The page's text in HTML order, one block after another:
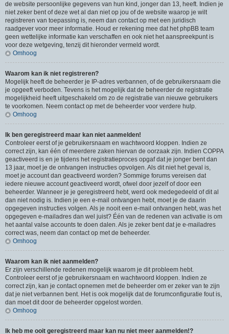
de website persoonlijke gegevens van hun kind, jonger dan 13, heeft. Indien je
niet zeker bent of deze wet al dan niet op jou of de website waarop je wilt
registreren van toepassing is, neem dan contact op met een juridisch
raadgever voor meer informatie. Houd er rekening mee dat het phpBB team
geen wettelijke informatie kan verschaffen en ook niet het aanspreekpunt is
voor deze wetgeving, tenzij dit hieronder vermeld wordt.
Omhoog
Waarom kan ik niet registreren?
Mogelijk heeft de beheerder je IP-adres verbannen, of de gebruikersnaam die
je opgeeft verboden. Tevens is het mogelijk dat de beheerder de registratie
mogelijkheid heeft uitgeschakeld om zo de registratie van nieuwe gebruikers
te voorkomen. Neem contact op met de beheerder voor verdere hulp.
Omhoog
Ik ben geregistreerd maar kan niet aanmelden!
Controleer eerst of je gebruikersnaam en wachtwoord kloppen. Indien ze
correct zijn, kan één of meerdere zaken hiervan de oorzaak zijn. Indien COPPA
geactiveerd is en je tijdens het registratieproces opgaf dat je jonger bent dan
13 jaar, moet je de ontvangen instructies opvolgen. Als dit niet het geval is,
moet je account dan geactiveerd worden? Sommige forums vereisen dat
iedere nieuwe account geactiveerd wordt, ofwel door jezelf of door een
beheerder. Wanneer je je geregistreerd hebt, werd ook medegedeeld of dit al
dan niet nodig is. Indien je een e-mail ontvangen hebt, moet je de daarin
opgegeven instructies volgen. Als je nooit een e-mail ontvangen hebt, was het
opgegeven e-mailadres dan wel juist? Één van de redenen van activatie is om
het aantal valse accounts te doen dalen. Als je zeker bent dat je e-mailadres
correct was, neem dan contact op met de beheerder.
Omhoog
Waarom kan ik niet aanmelden?
Er zijn verschillende redenen mogelijk waarom je dit probleem hebt.
Controleer eerst of je gebruikersnaam en wachtwoord kloppen. Indien ze
correct zijn, kan je contact opnemen met de beheerder om er zeker van te zijn
dat je niet verbannen bent. Het is ook mogelijk dat de forumconfiguratie fout is,
dan moet dit door de beheerder opgelost worden.
Omhoog
Ik heb me ooit geregistreerd maar kan nu niet meer aanmelden!?